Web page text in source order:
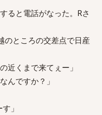
ると電話がなった。Rさ
のところの交差点で日産
近くまで来てぇー」
んですか？」
」